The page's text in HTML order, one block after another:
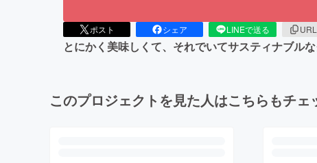
ポスト シェア LINEで送る
とにかく美味しくて、それでいてサスティナブル
このプロジェクトを見た人はこちらもチェ